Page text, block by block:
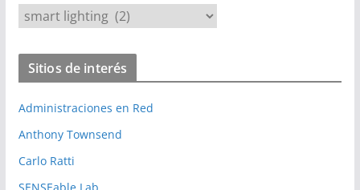
t
o
r
Sitios de interés
Administraciones en Red
Anthony Townsend
Carlo Ratti